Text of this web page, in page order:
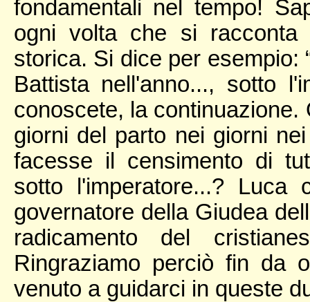
fondamentali nel tempo!
ogni volta che si racconta
storica. Si dice per esempio:
Battista nell'anno..., sotto
conoscete, la continuazione.
giorni del parto nei giorni
facesse il censimento di
sotto l'imperatore...?
governatore della Giudea
radicamento del
Ringraziamo perciò fin da
venuto a guidarci in queste